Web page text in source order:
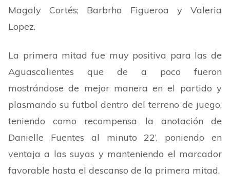
Magaly Cortés; Barbrha Figueroa y Valeria
Lopez.
La primera mitad fue muy positiva para las de
Aguascalientes que de a poco fueron
mostrándose de mejor manera en el partido y
plasmando su futbol dentro del terreno de juego,
teniendo como recompensa la anotación de
Danielle Fuentes al minuto 22’, poniendo en
ventaja a las suyas y manteniendo el marcador
favorable hasta el descanso de la primera mitad.